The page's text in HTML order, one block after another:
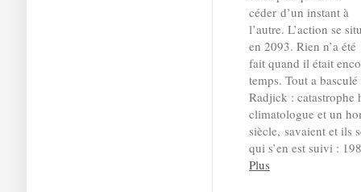
céder d’un instant à
l’autre. L’action se
en 2093. Rien n’a été
fait quand il était
temps. Tout a
Radjick : catastrophe
climatologue et un
siècle, savaient et ils
qui s’en est suivi :
Plus